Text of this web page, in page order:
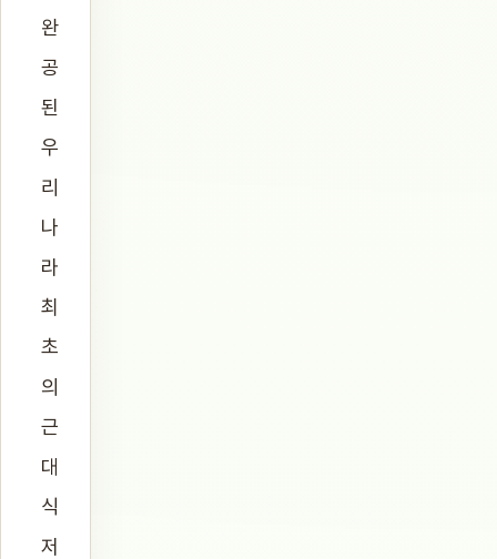
완
공
된
우
리
나
라
최
초
의
근
대
식
저